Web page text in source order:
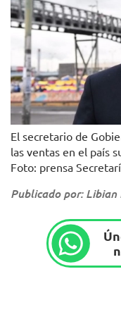
El secretario de
las ventas en el país
Foto: prensa
Publicado por: Libian